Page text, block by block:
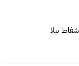
شفاط بيلا